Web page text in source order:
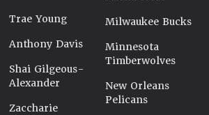
Trae Young
Anthony Davis
Shai Gilgeous-
Alexander
Zaccharie
Milwaukee Bucks
Minnesota
Timberwolves
New Orleans
Pelicans